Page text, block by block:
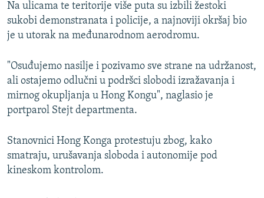
Na ulicama te teritorije više puta su izbili žestoki
sukobi demonstranata i policije, a najnoviji okršaj bio
je u utorak na međunarodnom aerodromu.
"Osuđujemo nasilje i pozivamo sve strane na udržanost,
ali ostajemo odlučni u podršci slobodi izražavanja i
mirnog okupljanja u Hong Kongu", naglasio je
portparol Stejt departmenta.
Stanovnici Hong Konga protestuju zbog, kako
smatraju, urušavanja sloboda i autonomije pod
kineskom kontrolom.